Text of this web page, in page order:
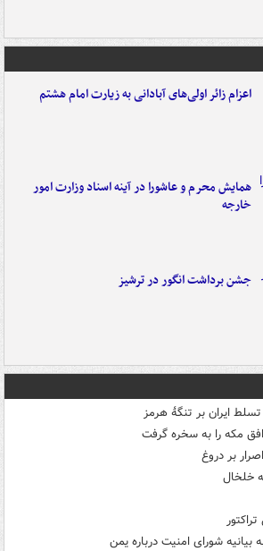
اعزام زائر اولی‌های آبادانی به زیارت امام هشتم
همایش محرم و عاشورا در آینه اسناد وزارت امور
خارجه
جشن برداشت انگور در ترشیز
ایران بر تنگۀ هرمز
مکه را به سخره گرفت
بر دروغ
خلخال
شورای امنیت درباره یمن